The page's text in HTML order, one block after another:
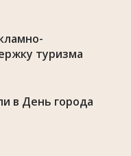
туризма
в День города